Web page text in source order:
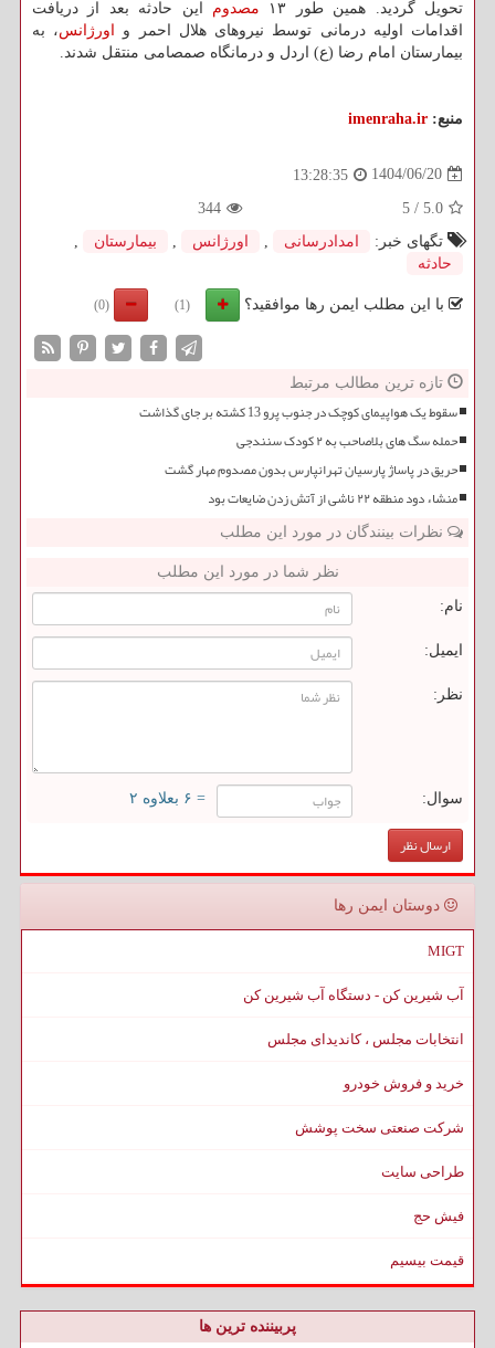
تحویل گردید. همین طور ۱۳
مصدوم این حادثه بعد از دریافت
اقدامات اولیه درمانی توسط نیروهای هلال احمر و
اورژانس، به
بیمارستان امام رضا (ع) اردل و درمانگاه صمصامی منتقل شدند.
منبع: imenraha.ir
1404/06/20
13:28:35
5.0
/
5
344
تگهای خبر:
امدادرسانی , اورژانس , بیمارستان
,
حادثه
با این مطلب ایمن رها موافقید؟ (1)
(0)
تازه ترین مطالب مرتبط
سقوط یک هواپیمای کوچک در جنوب پرو 13 کشته بر جای گذاشت
حمله سگ های بلاصاحب به ۲ کودک سنندجی
حریق در پاساژ پارسیان تهرانپارس بدون مصدوم مهار گشت
منشاء دود منطقه ۲۲ ناشی از آتش زدن ضایعات بود
نظرات بینندگان در مورد این مطلب
نظر شما در مورد این مطلب
نام:
ایمیل:
نظر:
سوال: = ۶ بعلاوه ۲
دوستان ایمن رها
MIGT
آب شیرین کن - دستگاه آب شیرین کن
انتخابات مجلس ، کاندیدای مجلس
خرید و فروش خودرو
شرکت صنعتی سخت پوشش
طراحی سایت
فیش حج
قیمت بیسیم
پربیننده ترین ها